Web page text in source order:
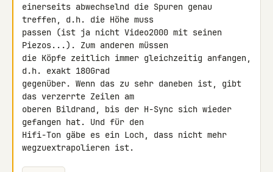
einerseits abwechselnd die Spuren genau
treffen, d.h. die Höhe muss
passen (ist ja nicht Video2000 mit seinen
Piezos...). Zum anderen müssen
die Köpfe zeitlich immer gleichzeitig anfangen,
d.h. exakt 180Grad
gegenüber. Wenn das zu sehr daneben ist, gibt
das verzerrte Zeilen am
oberen Bildrand, bis der H-Sync sich wieder
gefangen hat. Und für den
Hifi-Ton gäbe es ein Loch, dass nicht mehr
wegzuextrapolieren ist.